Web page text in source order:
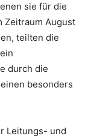
sie für die
Zeitraum August
teilten die
durch die
besonders
Leitungs- und